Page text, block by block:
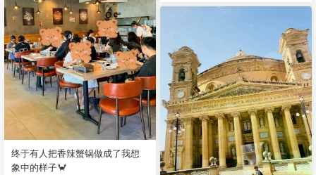
终于有人把香辣蟹锅做成了我想
象中的样子🦀